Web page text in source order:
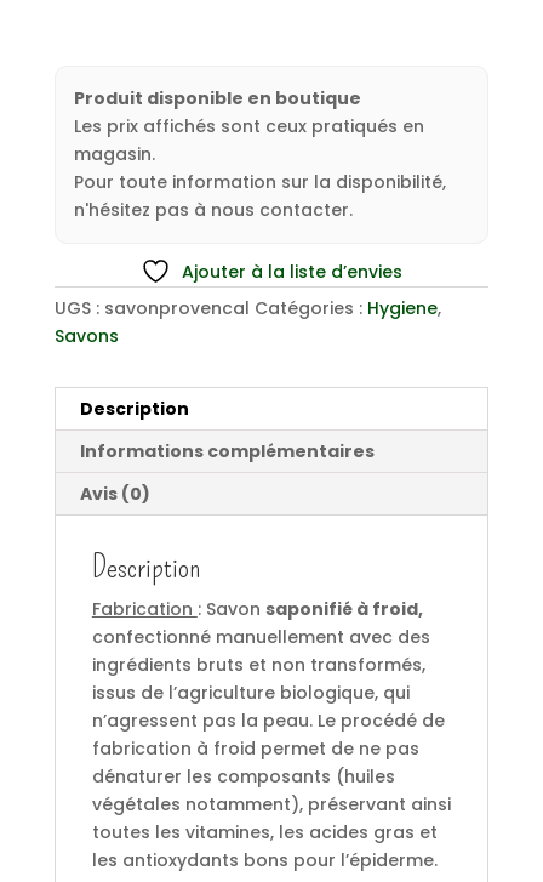
Produit disponible en boutique
Les prix affichés sont ceux pratiqués en
magasin.
Pour toute information sur la disponibilité,
n'hésitez pas à nous contacter.
Ajouter à la liste d’envies
UGS : savonprovencal Catégories : Hygiene,
Savons
Description
Informations complémentaires
Avis (0)
Description
Fabrication : Savon saponifié à froid,
confectionné manuellement avec des
ingrédients bruts et non transformés,
issus de l’agriculture biologique, qui
n’agressent pas la peau. Le procédé de
fabrication à froid permet de ne pas
dénaturer les composants (huiles
végétales notamment), préservant ainsi
toutes les vitamines, les acides gras et
les antioxydants bons pour l’épiderme.